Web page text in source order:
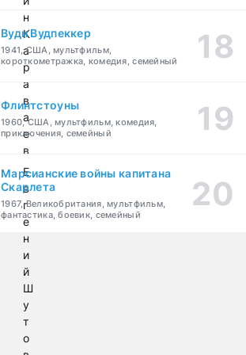
н
К
а
р
а
в
а
е
в
Е
в
г
е
н
и
й
Ш
у
т
о
Вуди Вудпеккер
1941, США, мультфильм,
короткометражка, комедия, семейный
Флинтстоуны
1960, США, мультфильм, комедия,
приключения, семейный
Марсианские войны капитана
Скарлета
1967, Великобритания, мультфильм,
фантастика, боевик, семейный